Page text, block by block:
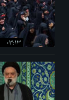
۰۳:۱۳